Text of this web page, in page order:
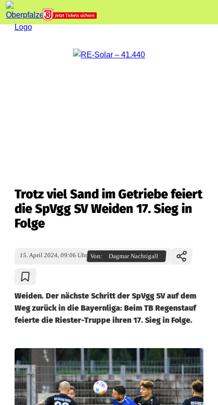
Trotz viel Sand im Getriebe feiert
die SpVgg SV Weiden 17. Sieg in
Folge
15. April 2024, 09:06 Uhr Von: Dagmar Nachtigall
Weiden. Der nächste Schritt der SpVgg SV auf dem
Weg zurück in die Bayernliga: Beim TB Regenstauf
feierte die Riester-Truppe ihren 17. Sieg in Folge.
T
r
o